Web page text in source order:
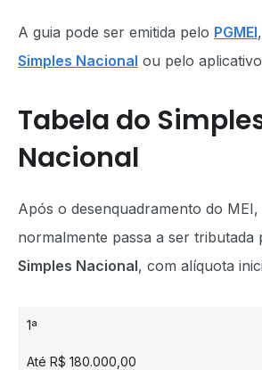
A guia pode ser emitida pelo PGMEI
Simples Nacional ou pelo
Tabela do
Nacional
Após o desenquadramento do MEI,
normalmente passa a ser tributada
Simples Nacional, com alíquota
1ª
Até R$ 180.000,00